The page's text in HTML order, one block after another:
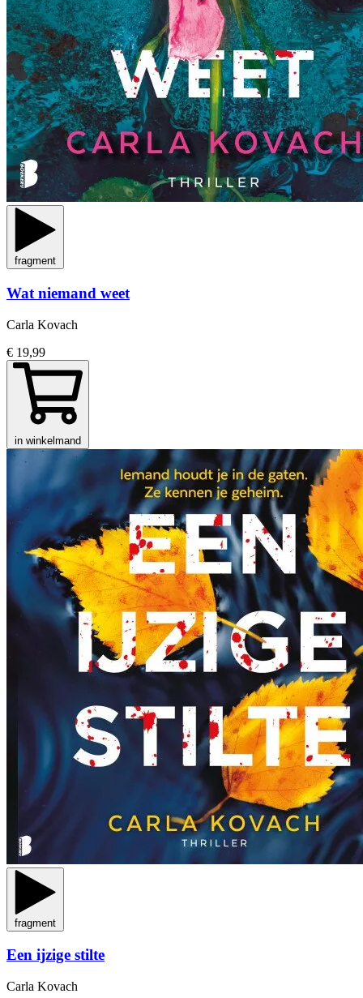
fragment
Wat niemand weet
Carla Kovach
€ 19,99
in winkelmand
fragment
Een ijzige stilte
Carla Kovach